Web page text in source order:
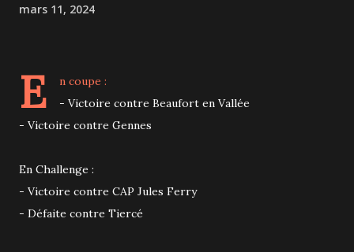
mars 11, 2024
E
n coupe :
- Victoire contre Beaufort en Vallée
- Victoire contre Gennes
En Challenge :
- Victoire contre CAP Jules Ferry
- Défaite contre Tiercé